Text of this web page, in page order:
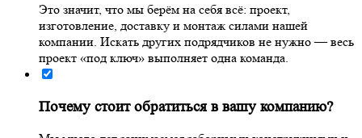
Это значит, что мы берём на себя всё: проект,
изготовление, доставку и монтаж силами нашей
компании. Искать других подрядчиков не нужно — весь
проект «под ключ» выполняет одна команда.
Почему стоит обратиться в вашу компанию?